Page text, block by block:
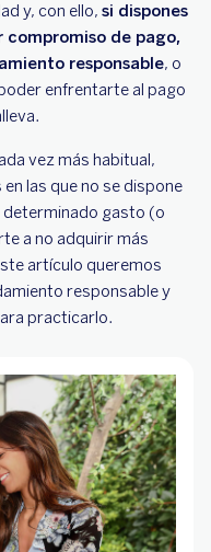
¿qué debo evitar?
y, con ello, si dispones
compromiso de pago,
responsable, o
enfrentarte al pago
vez más habitual,
las que no se dispone
determinado gasto (o
a no adquirir más
artículo queremos
responsable y
practicarlo.